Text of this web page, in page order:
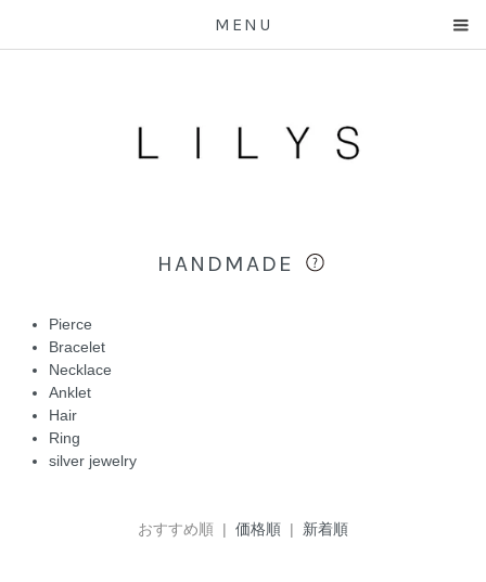
MENU
HANDMADE
Pierce
Bracelet
Necklace
Anklet
Hair
Ring
silver jewelry
おすすめ順 | 価格順 | 新着順